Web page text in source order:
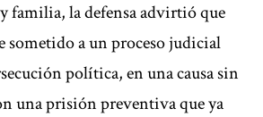
familia, la defensa advirtió que
sometido a un proceso judicial
política, en una causa sin
una prisión preventiva que ya